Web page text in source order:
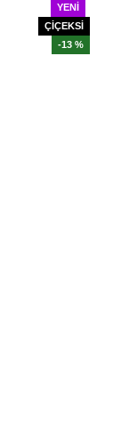
YENI
ÇİÇEKSİ
-13 %